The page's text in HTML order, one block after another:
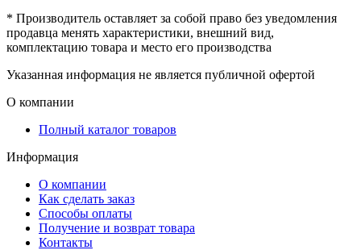
* Производитель оставляет за собой право без уведомления
продавца менять характеристики, внешний вид,
комплектацию товара и место его производства
Указанная информация не является публичной офертой
О компании
Полный каталог товаров
Информация
О компании
Как сделать заказ
Способы оплаты
Получение и возврат товара
Контакты